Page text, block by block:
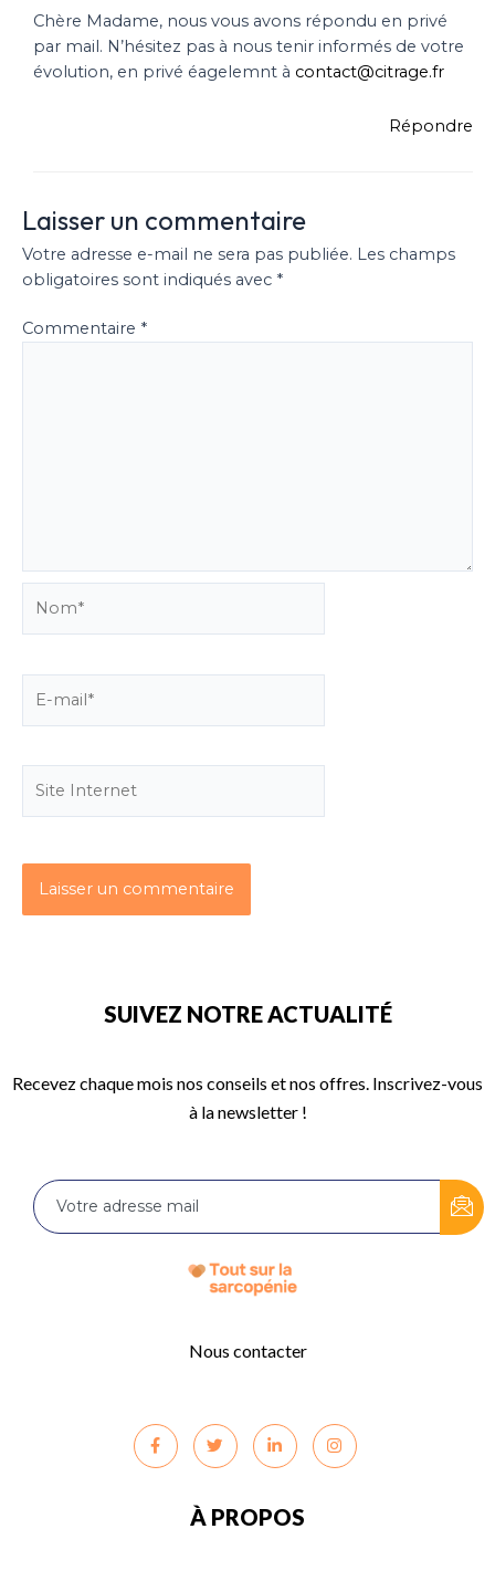
Chère Madame, nous vous avons répondu en privé
par mail. N’hésitez pas à nous tenir informés de votre
évolution, en privé éagelemnt à contact@citrage.fr
Répondre
Laisser un commentaire
Votre adresse e-mail ne sera pas publiée. Les champs
obligatoires sont indiqués avec *
Commentaire *
Nous contacter
À PROPOS
SUIVEZ NOTRE ACTUALITÉ
Recevez chaque mois nos conseils et nos offres. Inscrivez-vous
à la newsletter !